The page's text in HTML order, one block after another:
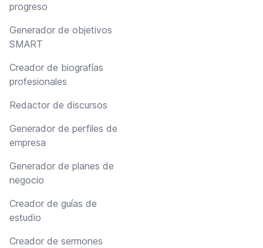
progreso
Generador de objetivos
SMART
Creador de biografías
profesionales
Redactor de discursos
Generador de perfiles de
empresa
Generador de planes de
negocio
Creador de guías de
estudio
Creador de sermones